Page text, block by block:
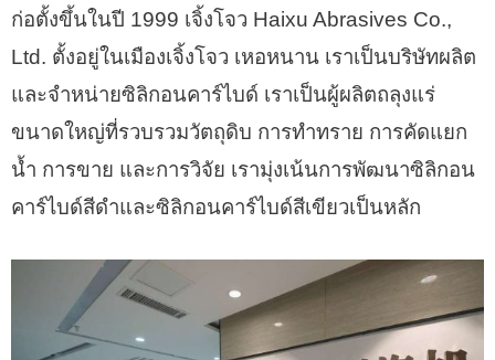
ก่อตั้งขึ้นในปี 1999 เจิ้งโจว Haixu Abrasives Co.,
Ltd. ตั้งอยู่ในเมืองเจิ้งโจว เหอหนาน เราเป็นบริษัทผลิต
และจำหน่ายซิลิกอนคาร์ไบด์ เราเป็นผู้ผลิตถลุงแร่
ขนาดใหญ่ที่รวบรวมวัตถุดิบ การทำทราย การคัดแยก
น้ำ การขาย และการวิจัย เรามุ่งเน้นการพัฒนาซิลิกอน
คาร์ไบด์สีดำและซิลิกอนคาร์ไบด์สีเขียวเป็นหลัก